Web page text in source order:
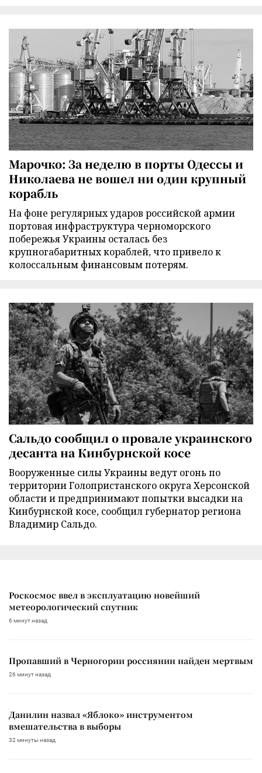
Марочко: За неделю в порты Одессы и
Николаева не вошел ни один крупный
корабль
На фоне регулярных ударов российской армии
портовая инфраструктура черноморского
побережья Украины осталась без
крупногабаритных кораблей, что привело к
колоссальным финансовым потерям.
Сальдо сообщил о провале украинского
десанта на Кинбурнской косе
Вооруженные силы Украины ведут огонь по
территории Голопристанского округа Херсонской
области и предпринимают попытки высадки на
Кинбурнской косе, сообщил губернатор региона
Владимир Сальдо.
Роскосмос ввел в эксплуатацию новейший
метеорологический спутник
6 минут назад
Пропавший в Черногории россиянин найден мертвым
26 минут назад
Данилин назвал «Яблоко» инструментом
вмешательства в выборы
32 минуты назад